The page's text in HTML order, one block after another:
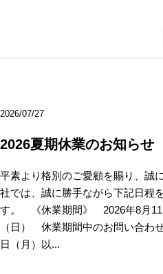
2026/07/27
2026夏期休業のお知らせ
平素より格別のご愛顧を賜り、
社では、誠に勝手ながら下記日程
す。 《休業期間》 2026年8月11
（日） 休業期間中のお問い合わ
日（月）以...